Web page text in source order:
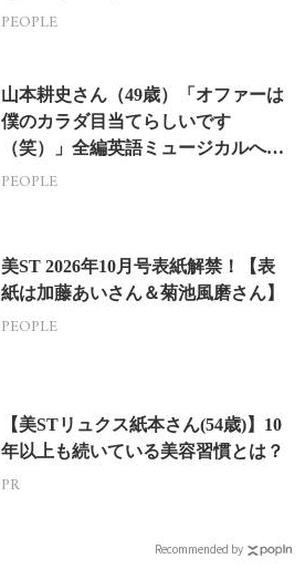
PEOPLE
山本耕史さん（49歳）「オファーは
僕のカラダ目当てらしいです
（笑）」全編英語ミュージカルへの
挑戦
PEOPLE
美ST 2026年10月号表紙解禁！【表
紙は加藤あいさん＆菊池風磨さん】
PEOPLE
【美STリュクス紙本さん(54歳)】10
年以上も続いている美容習慣とは？
PR
Recommended by